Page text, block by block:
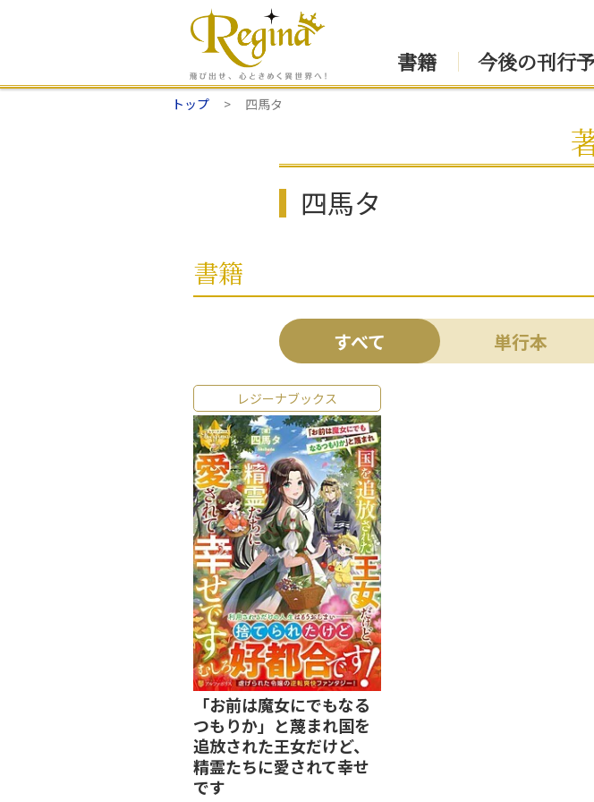
書籍 今後の刊行
トップ 四馬タ
四馬タ
書籍
すべて 単行本
レジーナブックス
「お前は魔女にでもなる
つもりか」と蔑まれ国を
追放された王女だけど、
精霊たちに愛されて幸せ
です